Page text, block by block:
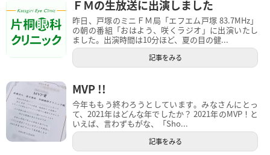
ＦＭの生放送に出演しました
昨日、戸塚のミニＦＭ局「エフエム戸塚 83.7MHz」
の朝の番組「おはよう、咲くラジオ」に出演いたし
ました。出演時間は10分ほど、夏の目の健...
記事をみる
MVP !!
今年ももう終わろうとしています。みなさんにとっ
て、2021年はどんな年でしたか？ 2021年のMVP！と
いえば、言わずもがな、「Sho...
記事をみる